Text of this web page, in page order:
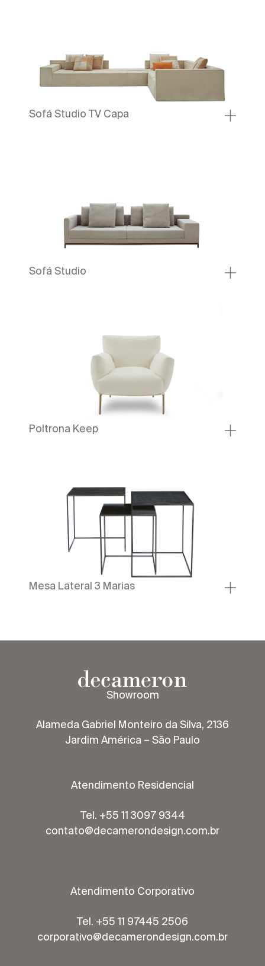
Sofá Studio TV Capa
Sofá Studio
Poltrona Keep
Mesa Lateral 3 Marias
Showroom
Alameda Gabriel Monteiro da Silva, 2136
Jardim América – São Paulo
Atendimento Residencial
Tel. +55 11 3097 9344
contato@decamerondesign.com.br
Atendimento Corporativo
Tel. +55 11 97445 2506
corporativo@decamerondesign.com.br